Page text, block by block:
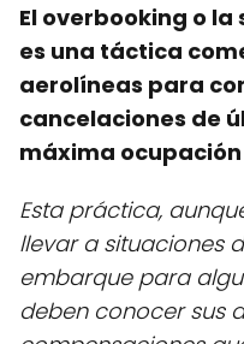
El overbooking o
es una táctica
aerolíneas para
cancelaciones de
máxima ocupación
Esta práctica,
llevar a situaciones
embarque para
deben conocer sus